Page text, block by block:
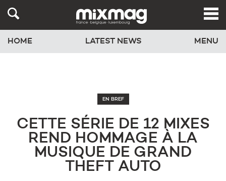
HOME LATEST NEWS MENU
EN BREF
CETTE SÉRIE DE 12 MIXES
REND HOMMAGE À LA
MUSIQUE DE GRAND
THEFT AUTO